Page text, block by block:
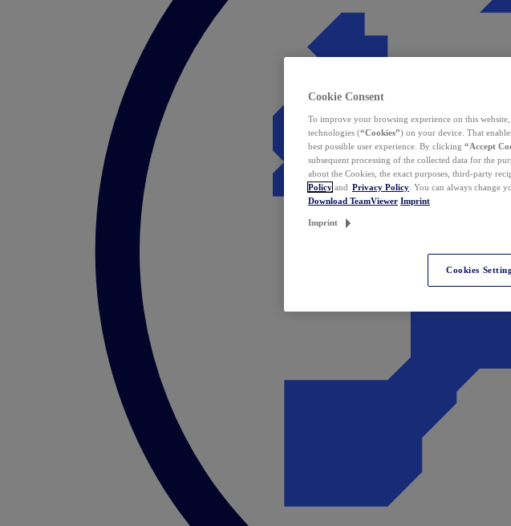
Cookie Consent
To improve your browsing experience on this
technologies (“Cookies”) on your device. That
best possible user experience. By clicking “Accept
subsequent processing of the collected data for the
about the Cookies, the exact purposes, third-party
Policy and Privacy Policy . You can always change
Download TeamViewer Imprint
Imprint
Cookies